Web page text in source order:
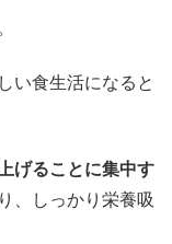
い食生活になると
げることに集中す
、しっかり栄養吸